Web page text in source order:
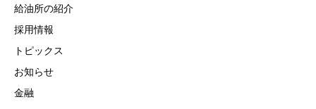
給油所の紹介
採用情報
トピックス
お知らせ
金融